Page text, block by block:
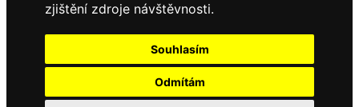
zjištění zdroje návštěvnosti.
Souhlasím
Odmítám